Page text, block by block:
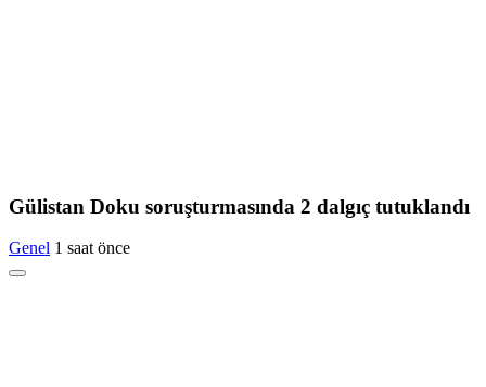
Gülistan Doku soruşturmasında 2 dalgıç tutuklandı
Genel 1 saat önce